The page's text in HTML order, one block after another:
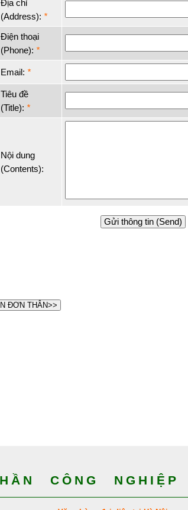
Địa chỉ
(Address): *
Điện thoại
(Phone): *
Email: *
Tiêu đề
(Title): *
Nội dung
(Contents):
ĐƠN THÂN>>
CÔNG